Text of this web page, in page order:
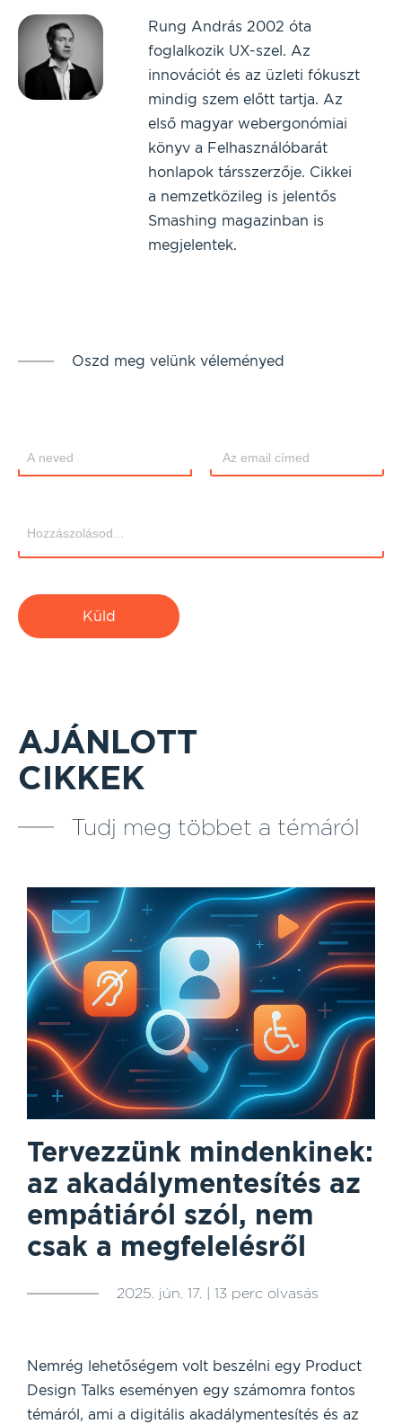
Rung András 2002 óta
foglalkozik UX-szel. Az
innovációt és az üzleti fókuszt
mindig szem előtt tartja. Az
első magyar webergonómiai
könyv a Felhasználóbarát
honlapok társszerzője. Cikkei
a nemzetközileg is jelentős
Smashing magazinban is
megjelentek.
Oszd meg velünk véleményed
Küld
AJÁNLOTT
CIKKEK
Tudj meg többet a témáról
Tervezzünk mindenkinek:
az akadálymentesítés az
empátiáról szól, nem
csak a megfelelésről
2025. jún. 17. | 13 perc olvasás
Nemrég lehetőségem volt beszélni egy Product
Design Talks eseményen egy számomra fontos
témáról, ami a digitális akadálymentesítés és az